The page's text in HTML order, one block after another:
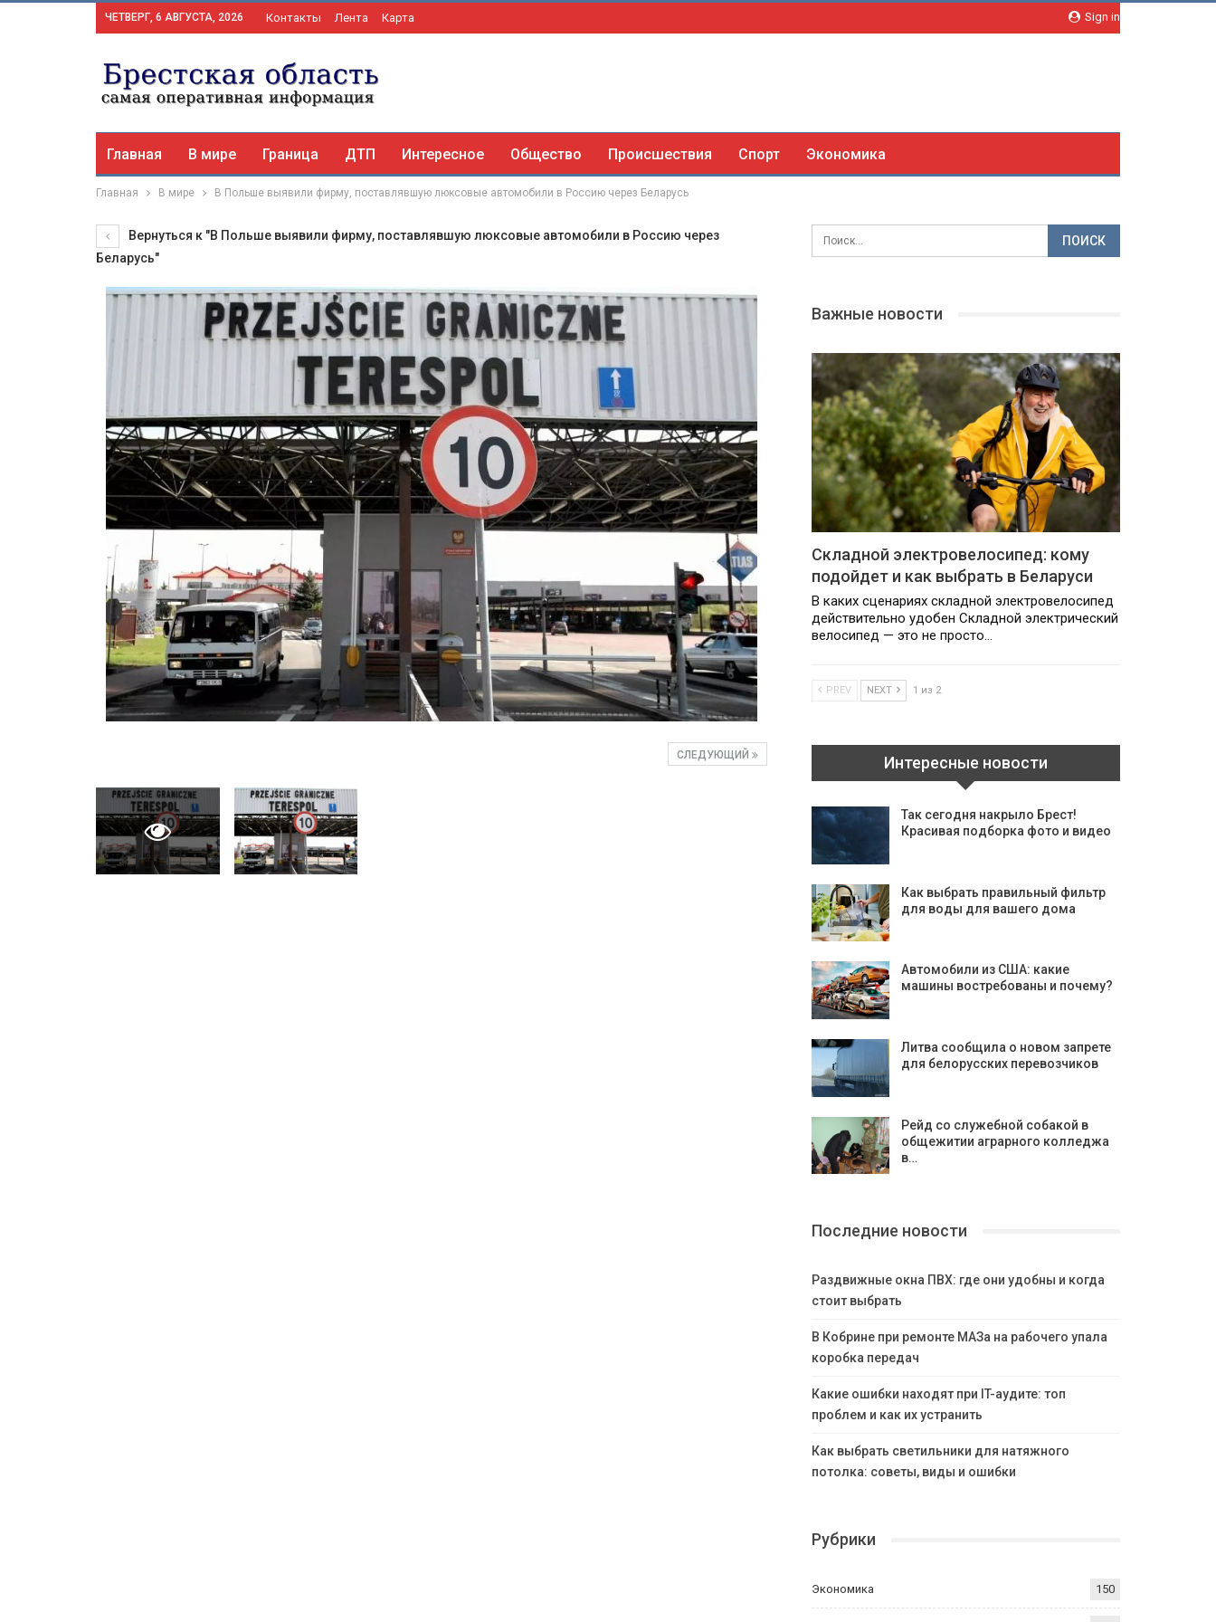
Sign in
ЧЕТВЕРГ, 6 АВГУСТА, 2026 Контакты Лента Карта
Главная В мире Граница ДТП Интересное Общество Происшествия Спорт Экономика
Главная В мире В Польше выявили фирму, поставлявшую люксовые автомобили в Россию через Беларусь
Вернуться к "В Польше выявили фирму, поставлявшую люксовые автомобили в Россию через
Беларусь"
СЛЕДУЮЩИЙ
Важные новости
Складной электровелосипед: кому
подойдет и как выбрать в Беларуси
В каких сценариях складной электровелосипед
действительно удобен Складной электрический
велосипед — это не просто…
PREV NEXT 1 из 2
Интересные новости
Так сегодня накрыло Брест!
Красивая подборка фото и видео
Как выбрать правильный фильтр
для воды для вашего дома
Автомобили из США: какие
машины востребованы и почему?
Литва сообщила о новом запрете
для белорусских перевозчиков
Рейд со служебной собакой в
общежитии аграрного колледжа
в…
Последние новости
Раздвижные окна ПВХ: где они удобны и когда
стоит выбрать
В Кобрине при ремонте МАЗа на рабочего упала
коробка передач
Какие ошибки находят при IT-аудите: топ
проблем и как их устранить
Как выбрать светильники для натяжного
потолка: советы, виды и ошибки
Рубрики
Экономика 150